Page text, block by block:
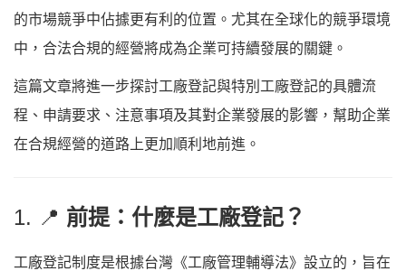
的市場競爭中佔據更有利的位置。尤其在全球化的競爭環境
中，合法合規的經營將成為企業可持續發展的關鍵。
這篇文章將進一步探討工廠登記與特別工廠登記的具體流
程、申請要求、注意事項及其對企業發展的影響，幫助企業
在合規經營的道路上更加順利地前進。
1. 📍 前提：什麼是工廠登記？
工廠登記制度是根據台灣《工廠管理輔導法》設立的，旨在